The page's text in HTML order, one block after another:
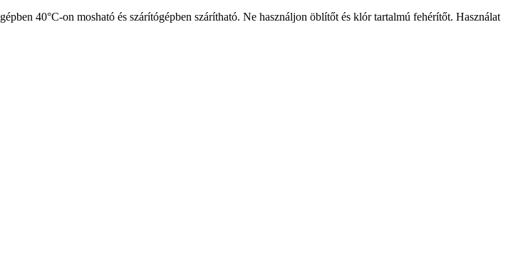
40°C-on mosható és szárítógépben szárítható. Ne használjon öblítőt és klór tartalmú fehérítőt. Használat